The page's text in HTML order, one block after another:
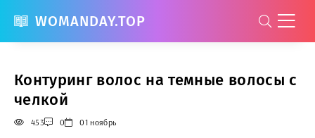
WOMANDAY.TOP
Контуринг волос на темные волосы с
челкой
453 0 01 ноябрь